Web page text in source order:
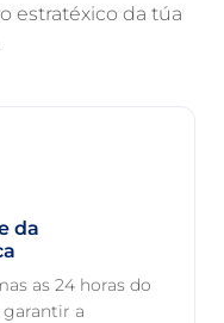
estratéxico da túa
da
as 24 horas do
garantir a